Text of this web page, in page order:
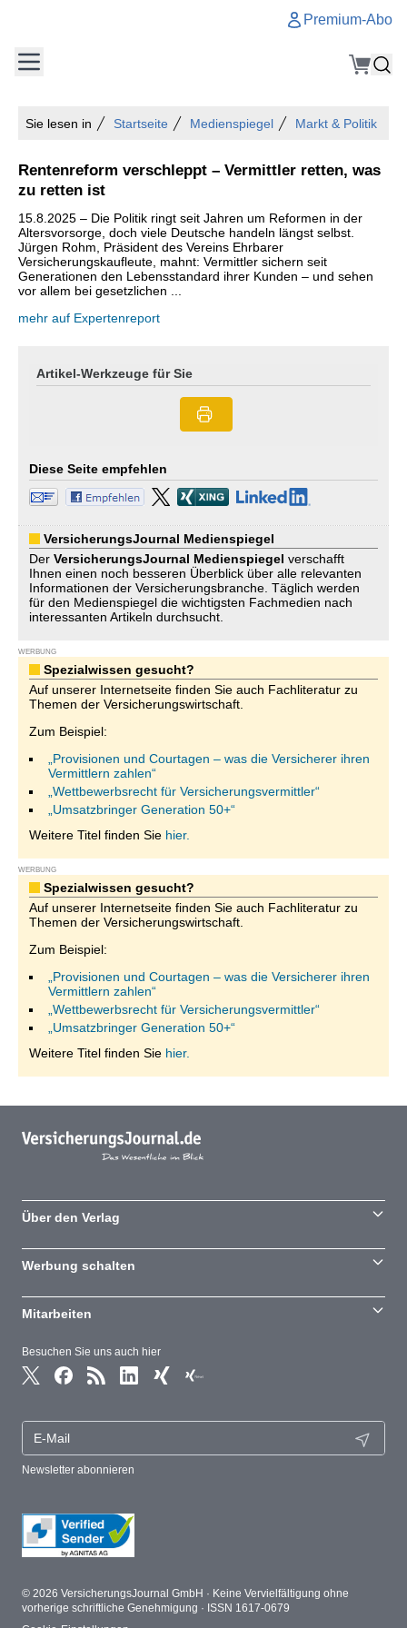
Premium-Abo
Sie lesen in Startseite Medienspiegel Markt & Politik
Rentenreform verschleppt – Vermittler retten, was
zu retten ist
15.8.2025 – Die Politik ringt seit Jahren um Reformen in der
Altersvorsorge, doch viele Deutsche handeln längst selbst.
Jürgen Rohm, Präsident des Vereins Ehrbarer
Versicherungskaufleute, mahnt: Vermittler sichern seit
Generationen den Lebensstandard ihrer Kunden – und sehen
vor allem bei gesetzlichen ...
mehr auf Expertenreport
Artikel-Werkzeuge für Sie
Diese Seite empfehlen
VersicherungsJournal Medienspiegel
Der VersicherungsJournal Medienspiegel verschafft
Ihnen einen noch besseren Überblick über alle relevanten
Informationen der Versicherungsbranche. Täglich werden
für den Medienspiegel die wichtigsten Fachmedien nach
interessanten Artikeln durchsucht.
WERBUNG
Spezialwissen gesucht?
Auf unserer Internetseite finden Sie auch Fachliteratur zu
Themen der Versicherungswirtschaft.
Zum Beispiel:
„Provisionen und Courtagen – was die Versicherer ihren
Vermittlern zahlen“
„Wettbewerbsrecht für Versicherungsvermittler“
„Umsatzbringer Generation 50+“
Weitere Titel finden Sie hier.
WERBUNG
Spezialwissen gesucht?
Auf unserer Internetseite finden Sie auch Fachliteratur zu
Themen der Versicherungswirtschaft.
Zum Beispiel:
„Provisionen und Courtagen – was die Versicherer ihren
Vermittlern zahlen“
„Wettbewerbsrecht für Versicherungsvermittler“
„Umsatzbringer Generation 50+“
Weitere Titel finden Sie hier.
Besuchen Sie uns auch hier
Newsletter abonnieren
Über den Verlag
Werbung schalten
Mitarbeiten
© 2026 VersicherungsJournal GmbH · Keine Vervielfältigung ohne
vorherige schriftliche Genehmigung · ISSN 1617-0679